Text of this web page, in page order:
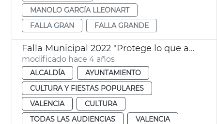
MANOLO GARCÍA LLEONART
FALLA GRAN
FALLA GRANDE
Falla Municipal 2022 "Protege lo que amas"
modificado hace 4 años
ALCALDÍA
AYUNTAMIENTO
CULTURA Y FIESTAS POPULARES
VALENCIA
CULTURA
TODAS LAS AUDIENCIAS
VALENCIA